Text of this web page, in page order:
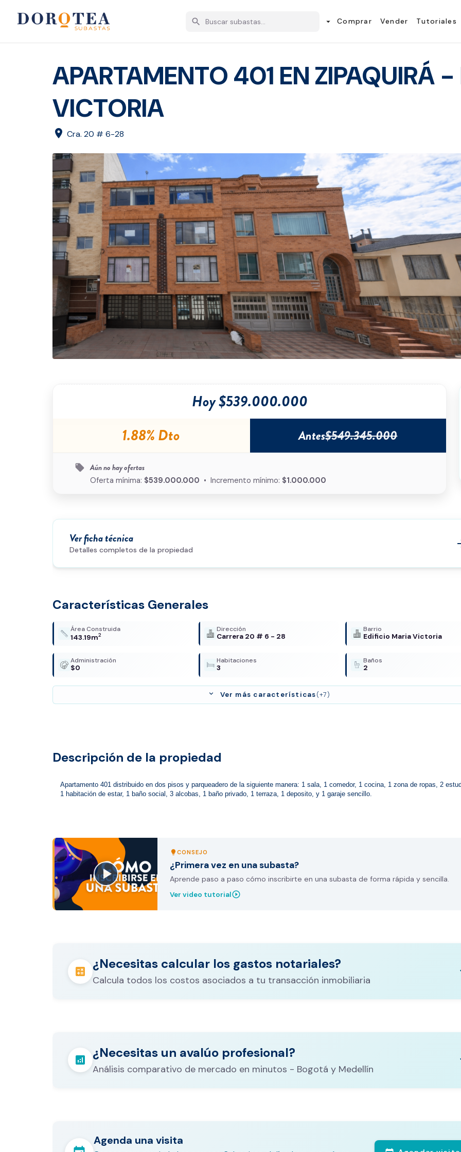
search arrow_drop_down Comprar Vender Tutoriales
APARTAMENTO 401 EN ZIPAQUIRÁ
VICTORIA
location_on Cra. 20 # 6-28
Hoy $539.000.000
1.88% Dto
Antes$549.345.000
local_offer Aún no hay ofertas
Oferta mínima: $539.000.000 • Incremento mínimo: $1.000.000
Ver ficha técnica
Detalles completos de la propiedad
Características Generales
Área Construida
143.19m2
Dirección
Carrera 20 # 6 - 28
Barrio
Edificio Maria Victoria
Administración
$0
Habitaciones
3
Baños
2
expand_more Ver más características(+7)
Descripción de la propiedad
Apartamento 401 distribuido en dos pisos y parqueadero de la siguiente manera: 1 sala, 1 comedor, 1 cocina, 1 zona de ropas, 2
1 habitación de estar, 1 baño social, 3 alcobas, 1 baño privado, 1 terraza, 1 deposito, y 1 garaje sencillo.
lightbulb CONSEJO
¿Primera vez en una subasta?
Aprende paso a paso cómo inscribirte en una subasta de forma rápida y sencilla.
Ver video tutorialplay_circle_outline
calculate ¿Necesitas calcular los gastos notariales?
Calcula todos los costos asociados a tu transacción inmobiliaria
Los gastos notariales incluyen escrituración,
legales que varían según el valor del
inmueble.
CALCULADORA DE GASTOS NOTARIALES
analytics ¿Necesitas un avalúo profesional?
Análisis comparativo de mercado en minutos - Bogotá y Medellín
Agenda una visita